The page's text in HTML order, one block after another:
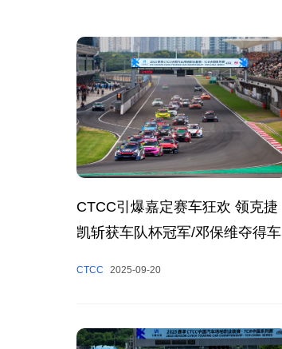
CTCC引爆嘉定赛车狂欢 领克捷
凯斩获车队杯冠军/邓保维夺得车
CTCC 2025-09-20